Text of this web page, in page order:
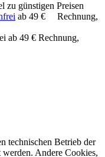
zu günstigen Preisen
ab 49 €
Rechnung,
ab 49 € Rechnung,
technischen Betrieb der
werden. Andere Cookies,